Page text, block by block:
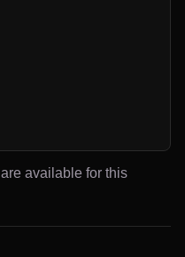
available for this